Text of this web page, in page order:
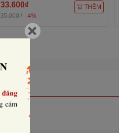
33.600₫
35.000₫ -4%
THÊM